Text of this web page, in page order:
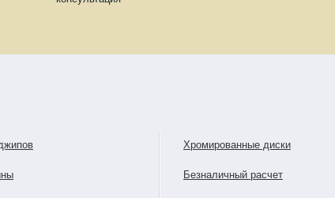
Хромированные диски
Безналичный расчет